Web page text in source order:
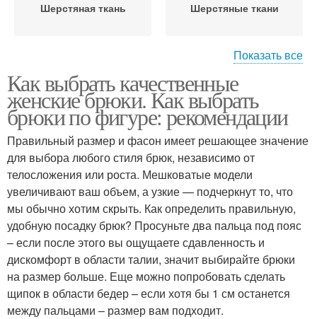
Шерстяная ткань Шерстяные ткани
Ткани для брюк
Показать все
Как выбрать качественные
женские брюки. Как выбрать
брюки по фигуре: рекомендации
Правильный размер и фасон имеет решающее значение
для выбора любого стиля брюк, независимо от
телосложения или роста. Мешковатые модели
увеличивают ваш объем, а узкие — подчеркнут то, что
мы обычно хотим скрыть. Как определить правильную,
удобную посадку брюк? Просуньте два пальца под пояс
– если после этого вы ощущаете сдавленность и
дискомфорт в области талии, значит выбирайте брюки
на размер больше. Еще можно попробовать сделать
щипок в области бедер – если хотя бы 1 см останется
между пальцами – размер вам подходит.